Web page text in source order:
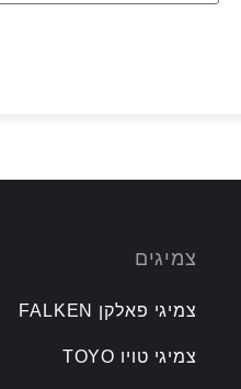
צמיגים
צמיגי פאלקן FALKEN
צמיגי טויו TOYO